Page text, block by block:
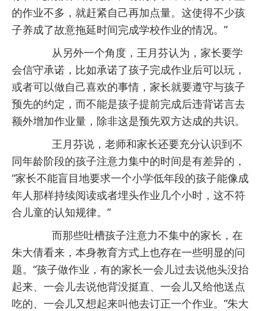
的作业不多，就赶紧自己再加点量。这使得不少孩
子养成了故意拖延时间完成学校作业的情况。”
从另外一个角度，王月芬认为，家长要学
会信守承诺，比如承诺了孩子完成作业后可以玩，
或者可以做自己喜欢的事情，家长就要遵守与孩子
预先的约定，而不能是孩子提前完成后违背诺言去
额外增加作业量，除非这是预先双方达成的共识。
王月芬说，老师和家长还要充分认识到不
同年龄阶段的孩子注意力集中的时间是有差异的，
“家长不能盲目地要求一个小学低年段的孩子能像成
年人那样持续阅读或者埋头作业几个小时，这不符
合儿童的认知规律。”
而那些吐槽孩子注意力不集中的家长，在
朱大倩看来，本身教育方式上也存在一些明显的问
题。“孩子做作业，有的家长一会儿过去说他头没抬
起来、一会儿去说他背没挺直、一会儿又给他送点
吃的、一会儿又想起来叫他去订正一个作业。”朱大